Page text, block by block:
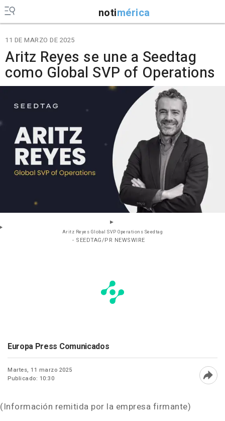
notimérica
11 DE MARZO DE 2025
Aritz Reyes se une a Seedtag
como Global SVP of Operations
Aritz Reyes Global SVP Operations Seedtag
- SEEDTAG/PR NEWSWIRE
Europa Press Comunicados
Martes, 11 marzo 2025
Publicado: 10:30
(Información remitida por la empresa firmante)